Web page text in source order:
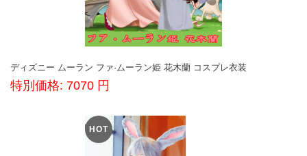
ディズニー ムーラン ファ·ムーラン姫 花木蘭 コスプレ衣装
特別価格: 7070 円
HOT